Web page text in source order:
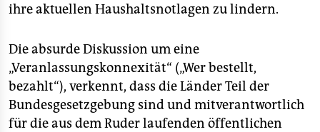
ihre aktuellen Haushaltsnotlagen zu lindern.
Die absurde Diskussion um eine
„Veranlassungskonnexität“ („Wer bestellt,
bezahlt“), verkennt, dass die Länder Teil der
Bundesgesetzgebung sind und mitverantwortlich
für die aus dem Ruder laufenden öffentlichen